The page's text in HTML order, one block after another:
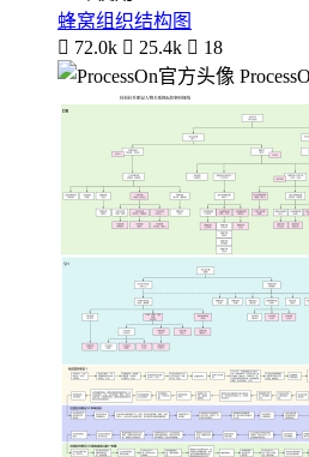
蜂窝组织结构图
 72.0k  25.4k  18